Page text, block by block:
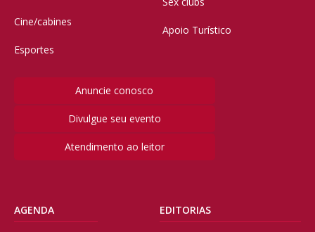
Cine/cabines
Esportes
Apoio Turístico
Anuncie conosco
Divulgue seu evento
Atendimento ao leitor
AGENDA EDITORIAS